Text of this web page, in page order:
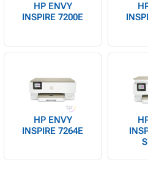
HP ENVY
INSPIRE 7200E
HP ENVY
INSPIRE 7264E